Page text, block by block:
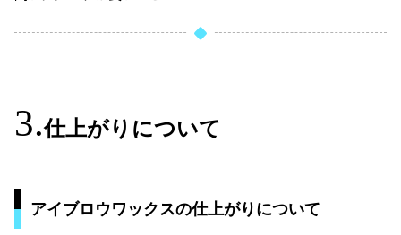
仕上がりについて
アイブロウワックスの仕上がりについて